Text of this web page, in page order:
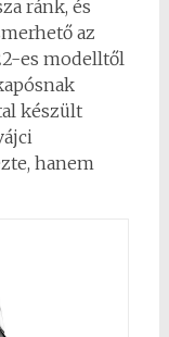
ránk, és
az
es modelltől
készült
hanem